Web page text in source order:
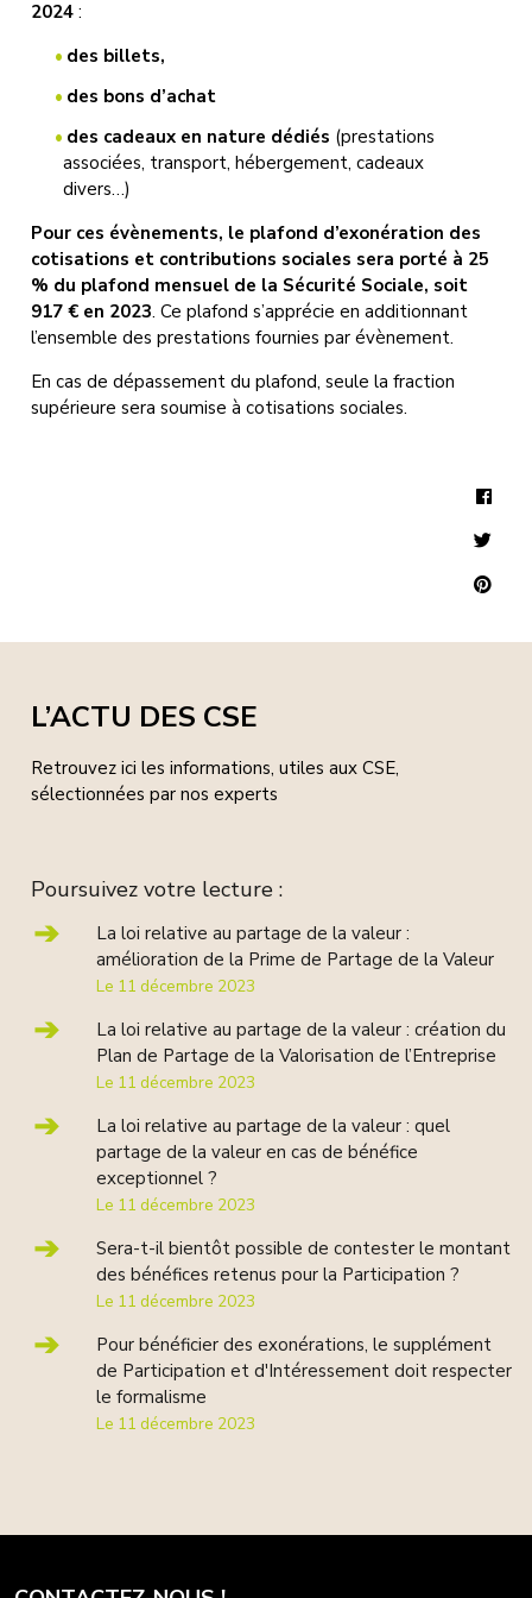
2024:
des billets,
des bons d’achat
des cadeaux en nature dédiés (prestations
associées, transport, hébergement, cadeaux
divers…)
Pour ces évènements, le plafond d’exonération des
cotisations et contributions sociales sera porté à 25
% du plafond mensuel de la Sécurité Sociale, soit
917 € en 2023. Ce plafond s’apprécie en additionnant
l’ensemble des prestations fournies par évènement.
En cas de dépassement du plafond, seule la fraction
supérieure sera soumise à cotisations sociales.
L’ACTU DES CSE
Retrouvez ici les informations, utiles aux CSE,
sélectionnées par nos experts
Poursuivez votre lecture :
La loi relative au partage de la valeur :
amélioration de la Prime de Partage de la Valeur
Le 11 décembre 2023
La loi relative au partage de la valeur : création du
Plan de Partage de la Valorisation de l’Entreprise
Le 11 décembre 2023
La loi relative au partage de la valeur : quel
partage de la valeur en cas de bénéfice
exceptionnel ?
Le 11 décembre 2023
Sera-t-il bientôt possible de contester le montant
des bénéfices retenus pour la Participation ?
Le 11 décembre 2023
Pour bénéficier des exonérations, le supplément
de Participation et d'Intéressement doit respecter
le formalisme
Le 11 décembre 2023